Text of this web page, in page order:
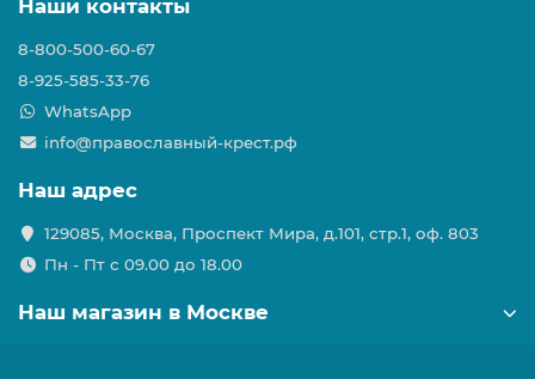
Наши контакты
8-800-500-60-67
8-925-585-33-76
WhatsApp
info@православный-крест.рф
Наш адрес
129085, Москва, Проспект Мира, д.101, стр.1, оф. 803
Пн - Пт с 09.00 до 18.00
Наш магазин в Москве